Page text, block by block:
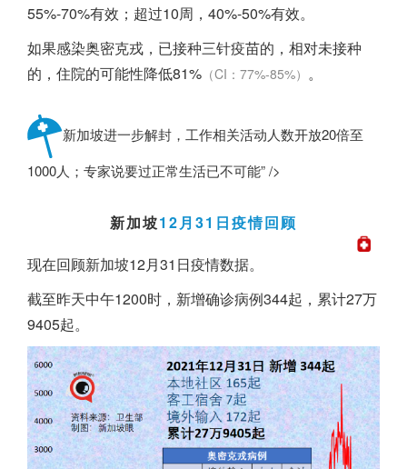
55%-70%有效；超过10周，40%-50%有效。
如果感染奥密克戎，已接种三针疫苗的，相对未接种
的，住院的可能性降低81% （CI：77%-85%） 。
新加坡进一步解封，工作相关活动人数开放20倍至
1000人；专家说要过正常生活已不可能” />
新加坡12月31日疫情回顾
现在回顾新加坡12月31日疫情数据。
截至昨天中午1200时，新增确诊病例344起，累计27万
9405起。